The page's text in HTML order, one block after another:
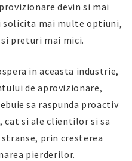
devin si mai
mai multe optiuni,
preturi mai mici.
in aceasta industrie,
de aprovizionare,
sa raspunda proactiv
si ale clientilor si sa
prin cresterea
pierderilor.